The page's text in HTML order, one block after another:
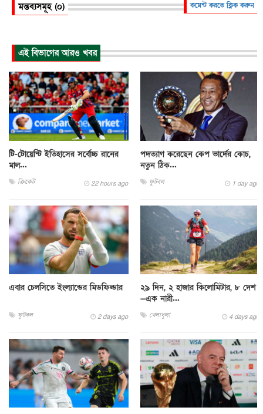
মন্তব্যসমূহ (০) কমেন্ট করতে ক্লিক করুন
এই বিভাগের আরও খবর
টি-টোয়েন্টি ইতিহাসের সর্বোচ্চ রানের
মাল...
ক্রিকেট 22 hours ago
পদত্যাগ করেছেন কেপ ভার্দের কোচ,
নতুন ঠিক...
ফুটবল 1 day ago
এবার চেলসিতে ইংল্যান্ডের মিডফিল্ডার
ফুটবল 2 days ago
২৯ দিন, ২ হাজার কিলোমিটার, ৮ দেশ
—এক নারী...
খেলাধুলা 4 days ago